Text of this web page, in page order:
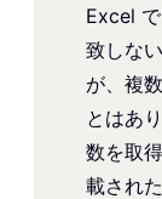
Excel
致しな
が、複
とはあ
数を取
載され